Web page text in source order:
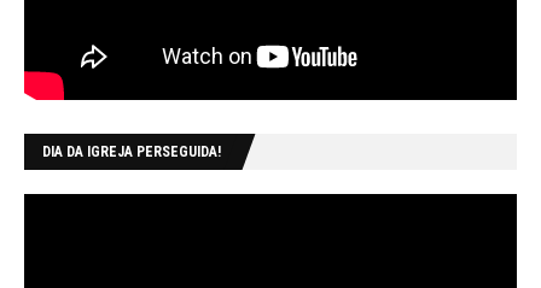
DIA DA IGREJA PERSEGUIDA!